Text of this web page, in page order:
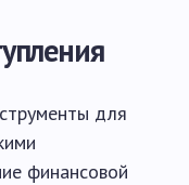
для
финансовой